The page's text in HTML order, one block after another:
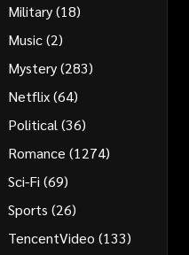
Military(18)
Music(2)
Mystery(283)
Netflix(64)
Political (36)
Romance (1274)
Sci-Fi (69)
Sports (26)
TencentVideo (133)